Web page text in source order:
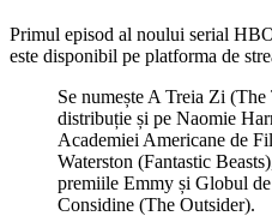
Primul episod al noului serial
este disponibil pe platforma de
Se numește A Treia Zi
distribuție și pe Naomie
Academiei Americane de
Waterston (Fantastic
premiile Emmy și Globul
Considine (The Outsider).